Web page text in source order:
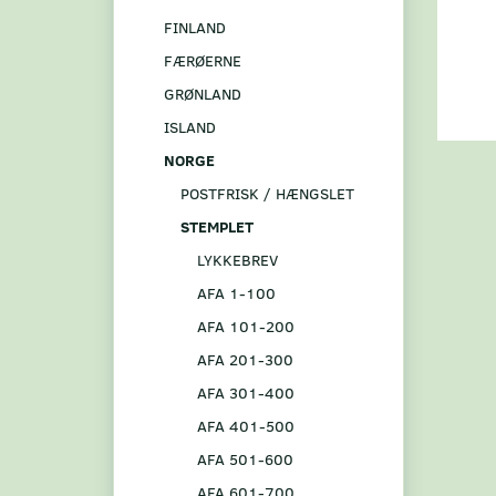
FINLAND
FÆRØERNE
GRØNLAND
ISLAND
NORGE
POSTFRISK / HÆNGSLET
STEMPLET
LYKKEBREV
AFA 1-100
AFA 101-200
AFA 201-300
AFA 301-400
AFA 401-500
AFA 501-600